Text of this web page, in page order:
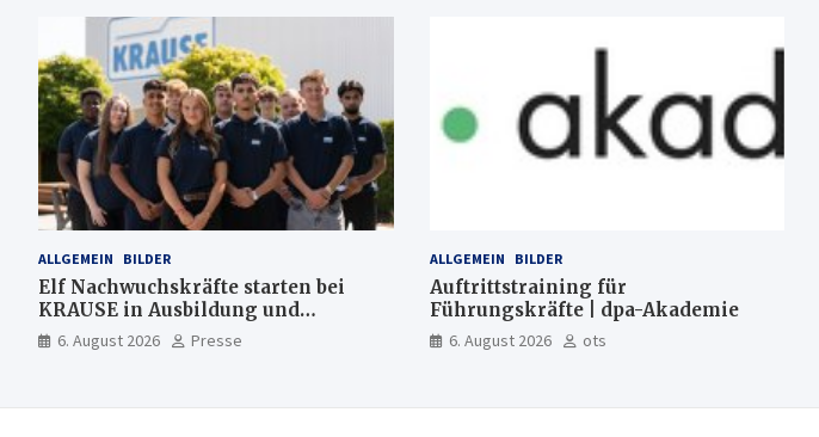
ALLGEMEIN BILDER
Elf Nachwuchskräfte starten bei
KRAUSE in Ausbildung und
Jahrespraktikum
6. August 2026 Presse
ALLGEMEIN BILDER
Auftrittstraining für
Führungskräfte | dpa-Akademie
6. August 2026 ots